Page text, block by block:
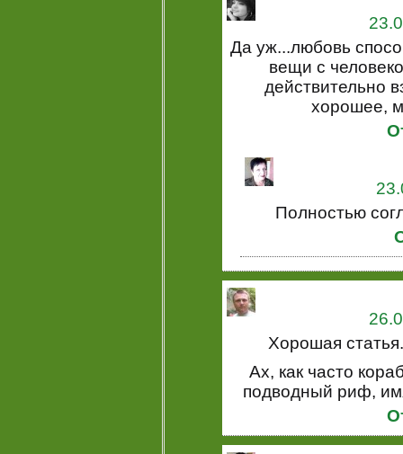
Да уж...любовь
вещи с
действительно
хорошее,
Полностью
Хорошая
Ах, как часто
подводный риф,